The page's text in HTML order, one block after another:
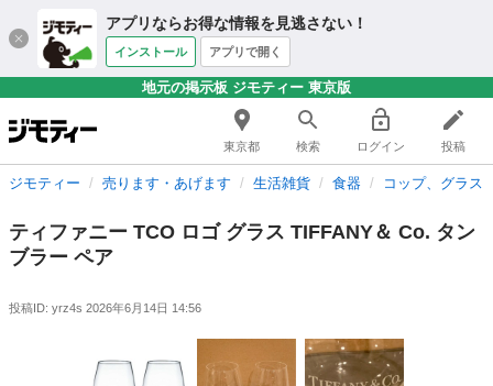
アプリならお得な情報を見逃さない！
インストール アプリで開く
地元の掲示板 ジモティー 東京版
東京都 検索 ログイン 投稿
ジモティー 売ります・あげます 生活雑貨 食器 コップ、グラス
ティファニー TCO ロゴ グラス TIFFANY＆ Co. タン
ブラー ペア
投稿ID: yrz4s 2026年6月14日 14:56